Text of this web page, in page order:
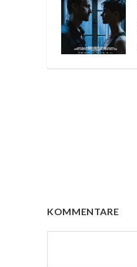
KOMMENTARE